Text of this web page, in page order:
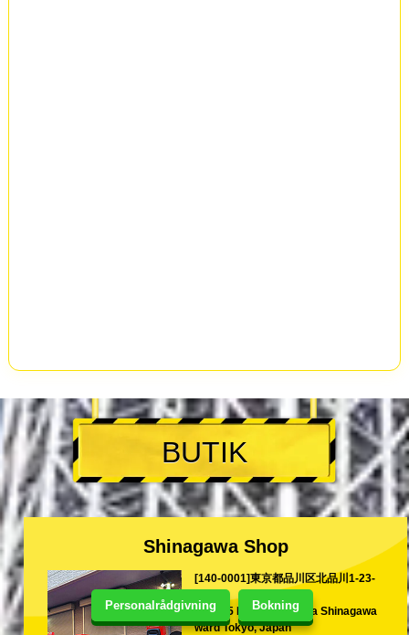
Personalrådgivning Bokning
BUTIK
Shinagawa Shop
[140-0001]東京都品川区北品川1-23-
1-23-15 Kita-Shinagawa Shinagawa
ward Tokyo, Japan